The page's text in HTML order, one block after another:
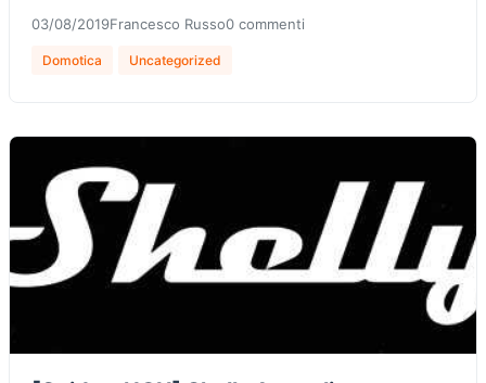
03/08/2019Francesco Russo0 commenti
Domotica Uncategorized